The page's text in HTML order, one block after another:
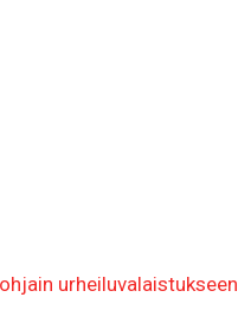
urheiluvalaistukseen